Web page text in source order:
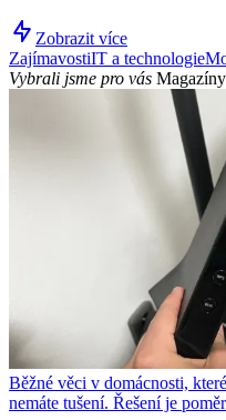
Zobrazit více
ZajímavostiIT a technologie
Vybrali jsme pro vás
Běžné věci v domácnosti,
nemáte tušení. Řešení je